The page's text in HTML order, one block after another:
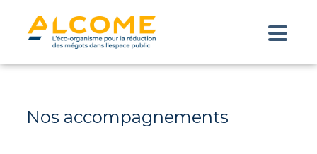
Nos accompagnements